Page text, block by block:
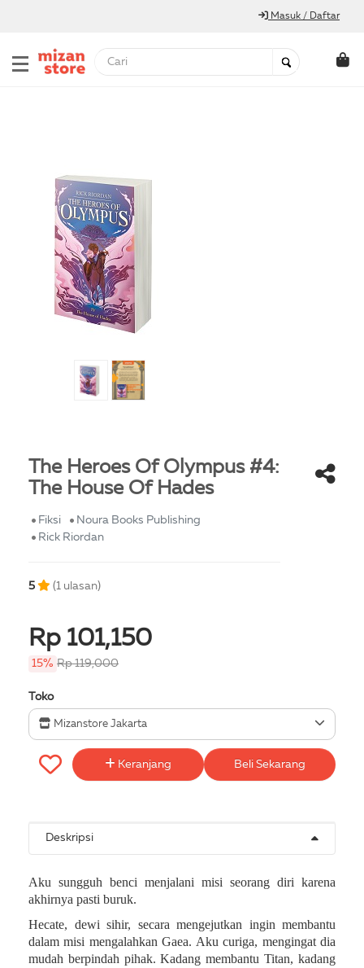
Masuk / Daftar
The Heroes Of Olympus #4:
The House Of Hades
Fiksi
Noura Books Publishing
Rick Riordan
5 (1 ulasan)
Rp 101,150
15% Rp 119,000
Toko
Mizanstore Jakarta
Keranjang Beli Sekarang
Deskripsi
Aku sungguh benci menjalani misi seorang diri karena
akhirnya pasti buruk.
Hecate, dewi sihir, secara mengejutkan ingin membantu
dalam misi mengalahkan Gaea. Aku curiga, mengingat dia
mudah berpindah pihak. Kadang membantu Titan, kadang